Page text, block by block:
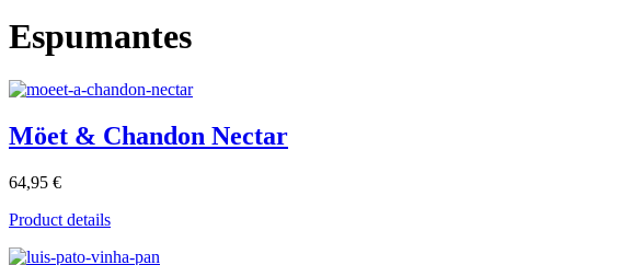
Espumantes
Möet & Chandon Nectar
64,95 €
Product details